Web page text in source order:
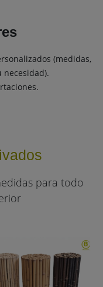
(medidas,
necesidad).
para todo